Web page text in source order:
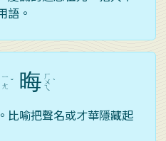
語。
ㄧ
ㄤ ˇ 晦 ㄏ
ㄨ
ㄟ
ˋ
比喻把聲名或才華隱藏起